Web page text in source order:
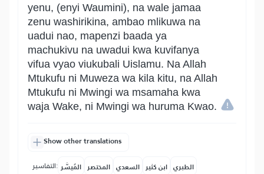
yenu, (enyi Waumini), na wale jamaa
zenu washirikina, ambao mlikuwa na
uadui nao, mapenzi baada ya
machukivu na uwadui kwa kuvifanya
vifua vyao viukubali Uislamu. Na Allah
Mtukufu ni Muweza wa kila kitu, na Allah
Mtukufu ni Mwingi wa msamaha kwa
waja Wake, ni Mwingi wa huruma Kwao.
Show other translations
التفاسير: المُيسَّر المختصر السعدي ابن كثير الطبري